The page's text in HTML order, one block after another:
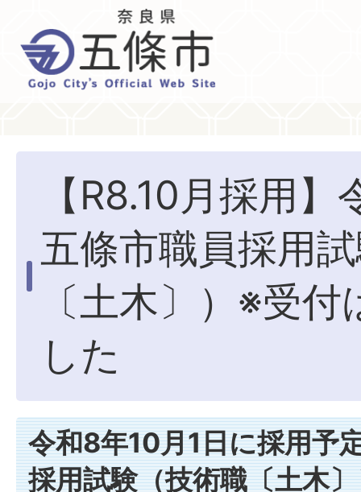
【R8.10月採用
五條市職員採用
〔土木〕）※受
した
令和8年10月1日に採用予
採用試験（技術職〔土木